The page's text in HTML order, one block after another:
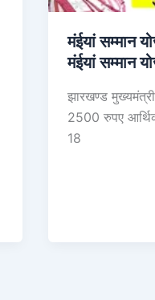
मंईयां सम्मान
मंईयां सम्मान
झारखण्ड
2500 रुपए
18